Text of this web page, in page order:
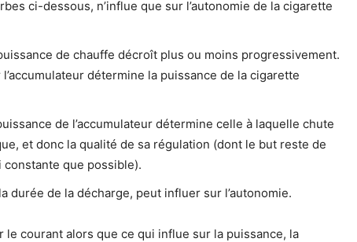
ci-dessous, n’influe que sur l’autonomie de la cigarette
de chauffe décroît plus ou moins progressivement.
détermine la puissance de la cigarette
de l’accumulateur détermine celle à laquelle chute
et donc la qualité de sa régulation (dont le but reste de
que possible).
durée de la décharge, peut influer sur l’autonomie.
le courant alors que ce qui influe sur la puissance, la